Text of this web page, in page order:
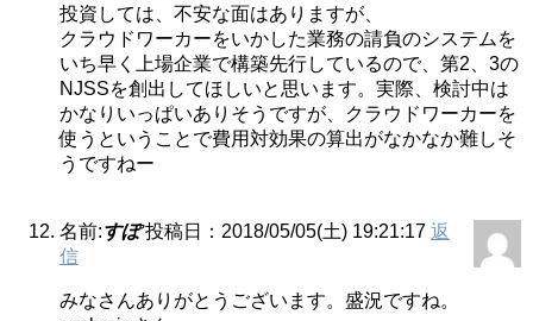
投資しては、不安な面はありますが、
クラウドワーカーをいかした業務の請負のシステムを
いち早く上場企業で構築先行しているので、第2、3の
NJSSを創出してほしいと思います。実際、検討中は
かなりいっぱいありそうですが、クラウドワーカーを
使うということで費用対効果の算出がなかなか難しそ
うですねー
名前:すぽ 投稿日：2018/05/05(土) 19:21:17 返
信
みなさんありがとうございます。盛況ですね。